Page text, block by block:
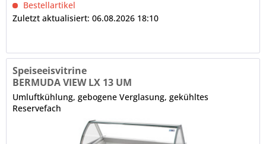
Bestellartikel
Zuletzt aktualisiert: 06.08.2026 18:10
Speiseeisvitrine
BERMUDA VIEW LX 13 UM
Umluftkühlung, gebogene Verglasung, gekühltes
Reservefach